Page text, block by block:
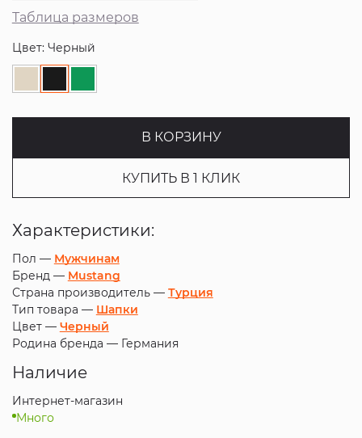
Таблица размеров
Цвет: Черный
В КОРЗИНУ
КУПИТЬ В 1 КЛИК
Характеристики:
Пол — Мужчинам
Бренд — Mustang
Страна производитель — Турция
Тип товара — Шапки
Цвет — Черный
Родина бренда — Германия
Наличие
Интернет-магазин
Много